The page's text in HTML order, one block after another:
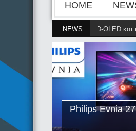
HOME
NEWS
ευκρίνεια της 4ης γενιάς QD-OLED και
την
γενιάς
gaming
Philips Evnia